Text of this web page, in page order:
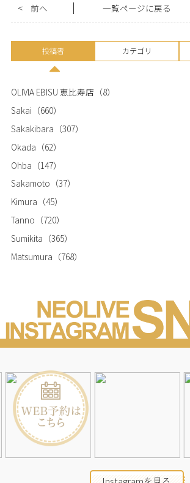
< 前へ 一覧ページに戻る
投稿者 カテゴリ
OLIVIA EBISU 恵比寿店 （8）
Sakai （660）
Sakakibara （307）
Okada （62）
Ohba （147）
Sakamoto （37）
Kimura （45）
Tanno （720）
Sumikita （365）
Matsumura （768）